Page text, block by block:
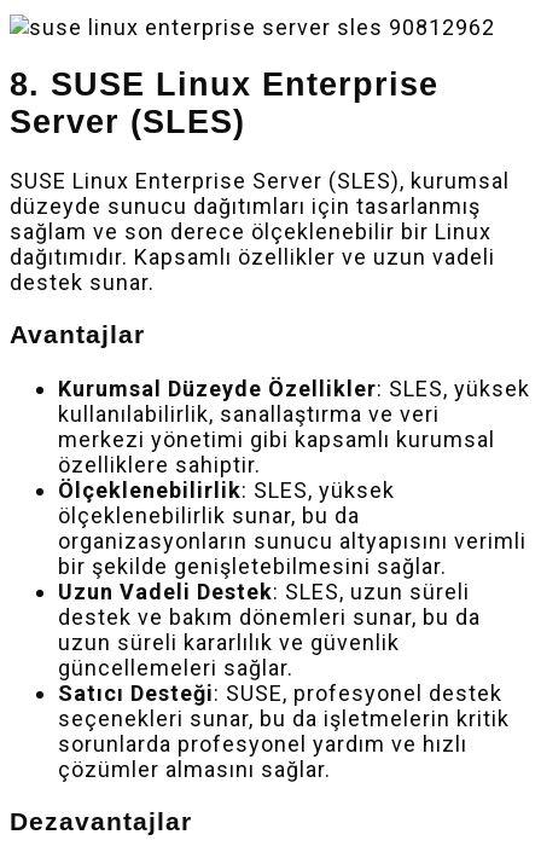
8. SUSE Linux Enterprise
Server (SLES)
SUSE Linux Enterprise Server (SLES), kurumsal
düzeyde sunucu dağıtımları için tasarlanmış
sağlam ve son derece ölçeklenebilir bir Linux
dağıtımıdır. Kapsamlı özellikler ve uzun vadeli
destek sunar.
Avantajlar
Kurumsal Düzeyde Özellikler: SLES, yüksek
kullanılabilirlik, sanallaştırma ve veri
merkezi yönetimi gibi kapsamlı kurumsal
özelliklere sahiptir.
Ölçeklenebilirlik: SLES, yüksek
ölçeklenebilirlik sunar, bu da
organizasyonların sunucu altyapısını verimli
bir şekilde genişletebilmesini sağlar.
Uzun Vadeli Destek: SLES, uzun süreli
destek ve bakım dönemleri sunar, bu da
uzun süreli kararlılık ve güvenlik
güncellemeleri sağlar.
Satıcı Desteği: SUSE, profesyonel destek
seçenekleri sunar, bu da işletmelerin kritik
sorunlarda profesyonel yardım ve hızlı
çözümler almasını sağlar.
Dezavantajlar